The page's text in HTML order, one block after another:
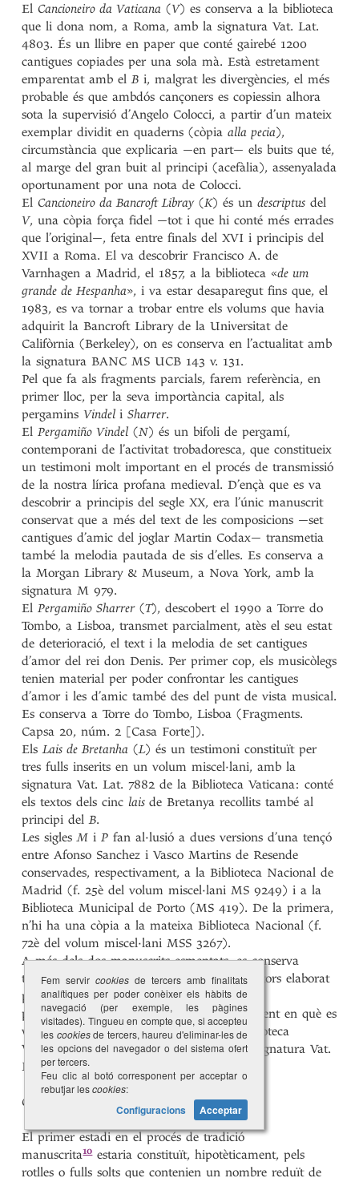
ElCancioneiro da Vaticana (V) es conserva a la biblioteca
que li dona nom, a Roma, amb la signatura Vat. Lat.
4803. És un llibre en paper que conté gairebé 1200
cantigues copiades per una sola mà. Està estretament
emparentat amb elB i, malgrat les divergències, el més
probable és que ambdós cançoners es copiessin alhora
sota la supervisió d’Angelo Colocci, a partir d’un mateix
exemplar dividit en quaderns (còpiaalla pecia),
circumstància que explicaria —en part— els buits que té,
al marge del gran buit al principi (acefàlia), assenyalada
oportunament por una nota de Colocci.
ElCancioneiro da Bancroft Libray(K) és undescriptus del
V, una còpia força fidel —tot i que hi conté més errades
que l’original—, feta entre finals del XVI i principis del
XVII a Roma. El va descobrir Francisco A. de
Varnhagen a Madrid, el 1857, a la biblioteca «de um
grande de Hespanha», i va estar desaparegut fins que, el
1983, es va tornar a trobar entre els volums que havia
adquirit la Bancroft Library de la Universitat de
Califòrnia (Berkeley), on es conserva en l’actualitat amb
la signatura BANC MS UCB 143 v. 131.
Pel que fa als fragments parcials, farem referència, en
primer lloc, per la seva importància capital, als
pergaminsVindeliSharrer.
ElPergamiño Vindel (N) és un bifoli de pergamí,
contemporani de l’activitat trobadoresca, que constitueix
un testimoni molt important en el procés de transmissió
de la nostra lírica profana medieval. D’ençà que es va
descobrir a principis del segle XX, era l’únic manuscrit
conservat que a més del text de les composicions —set
cantigues d’amic del joglar Martin Codax— transmetia
també la melodia pautada de sis d’elles. Es conserva a
la Morgan Library & Museum, a Nova York, amb la
signatura M 979.
ElPergamiño Sharrer(T), descobert el 1990 a Torre do
Tombo, a Lisboa, transmet parcialment, atès el seu estat
de deterioració, el text i la melodia de set cantigues
d’amor del rei don Denis. Per primer cop, els musicòlegs
tenien material per poder confrontar les cantigues
d’amor i les d’amic també des del punt de vista musical.
Es conserva a Torre do Tombo, Lisboa (Fragments.
Capsa 20, núm. 2 [Casa Forte]).
ElsLais de Bretanha (L) és un testimoni constituït per
tres fulls inserits en un volum miscel·lani, amb la
signatura Vat. Lat. 7882 de la Biblioteca Vaticana: conté
els textos dels cinc laisde Bretanya recollits també al
principi delB.
Les siglesM iP fan al·lusió a dues versions d’una tençó
entre Afonso Sanchez i Vasco Martins de Resende
conservades, respectivament, a la Biblioteca Nacional de
Madrid (f. 25è del volum miscel·lani MS 9249) i a la
Biblioteca Municipal de Porto (MS 419). De la primera,
n’hi ha una còpia a la mateixa Biblioteca Nacional (f.
72è del volum miscel·lani MSS 3267).
A més dels dos manuscrits esmentats, es conserva
també laTavola Colocciana(C ), catàleg d’autors elaborat
per Angelo Colocci i que es correspon, molt
probablement, amb l’índex deBen el moment en què es
va copiar. En l’actualitat, es troba a la Biblioteca
Vaticana en un volum miscel·lani amb la signatura Vat.
Lat. 3217.
Constitució de la tradició
El primer estadi en el procés de tradició
manuscrita10estaria constituït, hipotèticament, pels
rotlles o fulls solts que contenien un nombre reduït de
Fem servir cookies de tercers amb finalitats
analítiques per poder conèixer els hàbits de
navegació (per exemple, les pàgines
visitades). Tingueu en compte que, si accepteu
les cookiesde tercers, haureu d'eliminar-les de
les opcions del navegador o del sistema ofert
per tercers.
Feu clic al botó corresponent per acceptar o
rebutjar lescookies:
Configuracions Acceptar